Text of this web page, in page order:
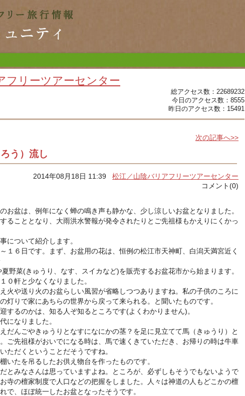
フリーツアーセンター
総アクセス数：22689232
今日のアクセス数：8555
昨日のアクセス数：15491
次の記事へ>>
う）流し
2014年08月18日 11:39松江／山陰バリアフリーツアーセンター
コメント(0)
お盆は、例年になく蝉の鳴き声も静かな、少し涼しいお盆となりました。
ることとなり、大雨洪水警報が発令されたりとご先祖様もかえりにくかっ
について紹介します。
１６日です。まず、お盆用の花は、恒例の松江市天神町、白潟天満宮近く
野菜(きゅうり、なす、スイカなど)を販売するお盆花市から始まります。
０軒と少なくなりました。
火や送り火のお盆らしい風習が省略しつつありますね。私の子供のころに
灯りで家にあちらの世界から戻って来られる。と聞いたものです。
するのかは、知る人ぞ知るところです(よくわかりません)。
になりました。
だんごやきゅうりとなすになにかの茎？を足に見立てて馬（きゅうり）と
ご先祖様がおいでになる時は、馬で速くきていただき、お帰りの時は牛車
ただくということだそうですね。
いたを吊るしたお供え物台を作ったものです。
とみなさんは思っていますよね。ところが、必ずしもそうでもないようで
寺の檀家制度で人口などの把握をしました。人々は神道の人もどこかの檀
で、ほぼ統一したお盆となったそうです。